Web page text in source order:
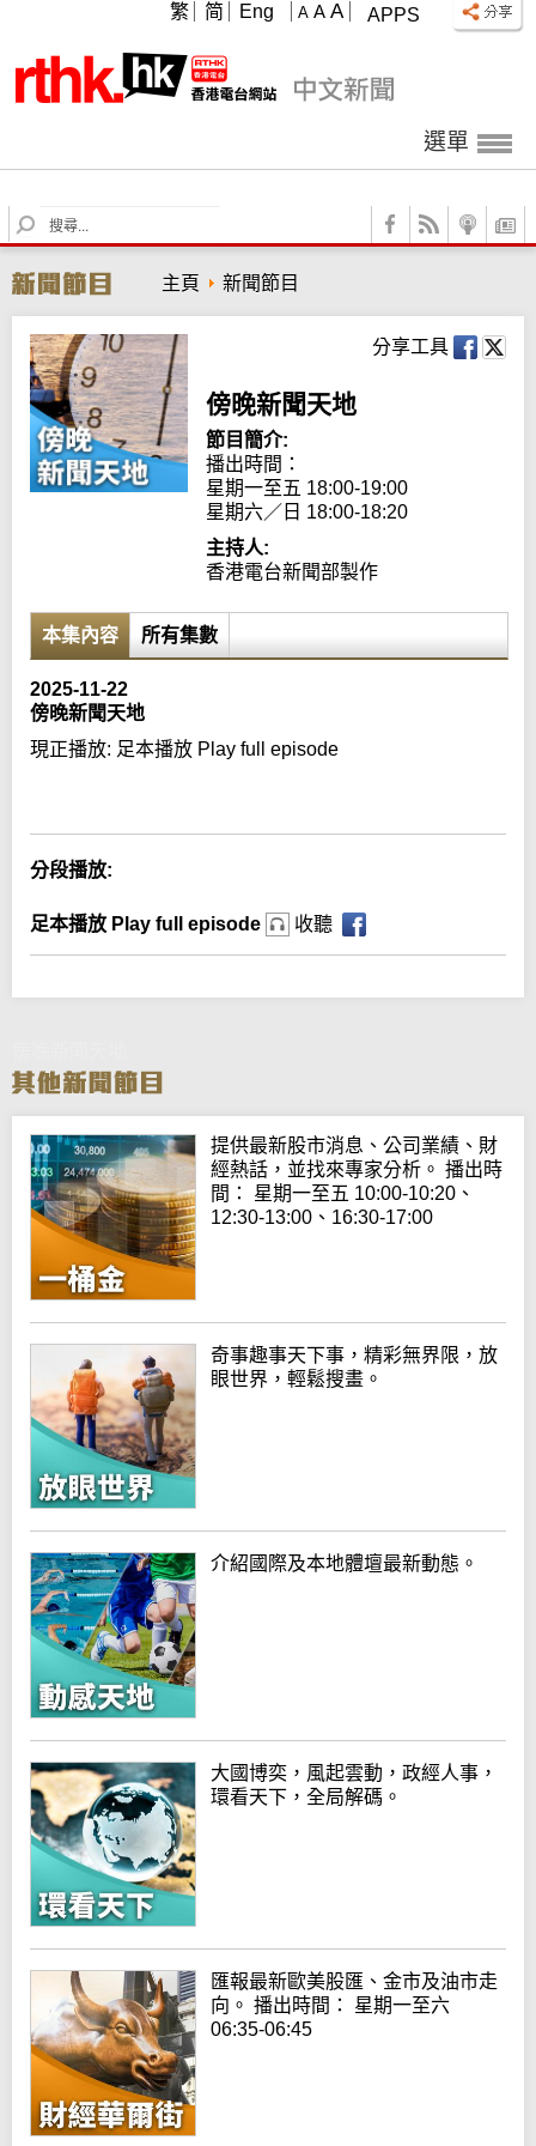
APPS
A A A
繁 简 Eng
選單
S
e
r
c
h
主頁 新聞節目
分享工具
傍晚新聞天地
節目簡介:
播出時間：
星期一至五 18:00-19:00
星期六／日 18:00-18:20
主持人:
香港電台新聞部製作
本集內容 所有集數
2025-11-22
傍晚新聞天地
現正播放: 足本播放 Play full episode
分段播放:
足本播放 Play full episode 收聽
提供最新股市消息、公司業績、財
經熱話，並找來專家分析。 播出時
間： 星期一至五 10:00-10:20、
12:30-13:00、16:30-17:00
奇事趣事天下事，精彩無界限，放
眼世界，輕鬆搜畫。
介紹國際及本地體壇最新動態。
大國博奕，風起雲動，政經人事，
環看天下，全局解碼。
匯報最新歐美股匯、金市及油市走
向。 播出時間： 星期一至六
06:35-06:45